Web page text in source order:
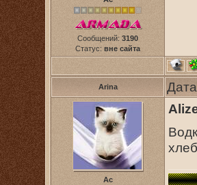
Сообщений: 3190
Статус: вне сайта
Arina
Ас